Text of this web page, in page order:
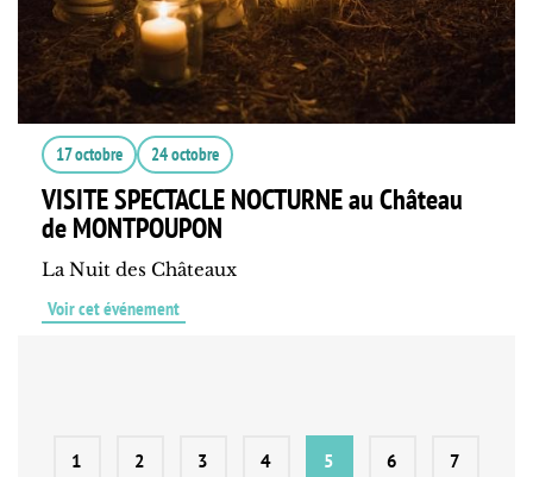
17 octobre 24 octobre
VISITE SPECTACLE NOCTURNE au Château
de MONTPOUPON
La Nuit des Châteaux
Voir cet événement
1 2 3 4 5 6 7